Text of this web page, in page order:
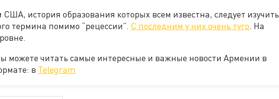
история образования которых всем известна, следует изучить
термина помимо “рецессии”. С последним у них очень туго. На
можете читать самые интересные и важные новости Армении в
в Telegram